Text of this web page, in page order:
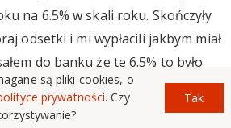
na 6.5% w skali roku. Skończyły
odsetki i mi wypłacili jakbym miał
do banku że te 6.5% to było
zmienne i z tabelą z dnia
zmieniono oprocentowanie na 5.8
są pliki cookies, o
prywatności. Czy
Tak